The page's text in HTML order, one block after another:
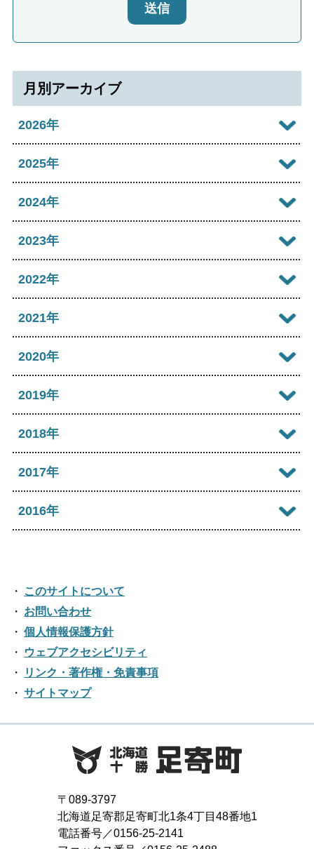
送信
月別アーカイブ
2026年
2026年08月
2026年06月
2026年04月
2026年03月
2026年02月
2025年
2025年12月
2025年10月
2025年08月
2025年07月
2025年06月
2025年04月
2025年02月
2024年
2024年12月
2024年10月
2024年08月
2024年07月
2024年06月
2024年04月
2024年01月
2023年
2023年12月
2023年10月
2023年08月
2023年07月
2023年06月
2023年04月
2023年02月
2023年01月
2022年
2022年12月
2022年10月
2022年08月
2022年07月
2022年06月
2022年03月
2022年02月
2021年
2021年12月
2021年10月
2021年08月
2021年07月
2021年04月
2021年03月
2021年02月
2021年01月
2020年
2020年12月
2020年10月
2020年08月
2020年05月
2020年04月
2020年03月
2019年
2019年12月
2019年10月
2019年07月
2019年06月
2019年05月
2019年02月
2019年01月
2018年
2018年12月
2018年10月
2018年08月
2018年07月
2018年06月
2018年05月
2018年04月
2018年03月
2018年01月
2017年
2017年12月
2017年08月
2017年07月
2017年06月
2017年05月
2017年04月
2017年02月
2016年
2016年10月
2016年09月
2016年08月
2016年05月
2016年04月
2016年03月
このサイトについて
お問い合わせ
個人情報保護方針
ウェブアクセシビリティ
リンク・著作権・免責事項
サイトマップ
〒089-3797
北海道足寄郡足寄町北1条4丁目48番地1
電話番号／0156-25-2141